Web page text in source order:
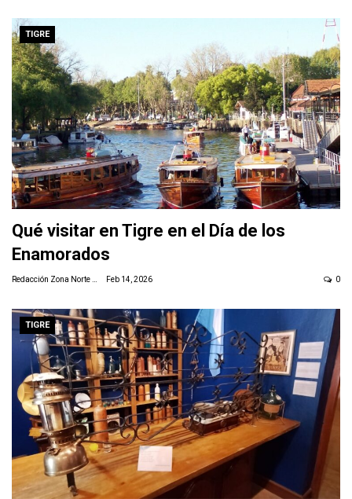
TIGRE
Qué visitar en Tigre en el Día de los
Enamorados
Feb 14, 2026 0
TIGRE